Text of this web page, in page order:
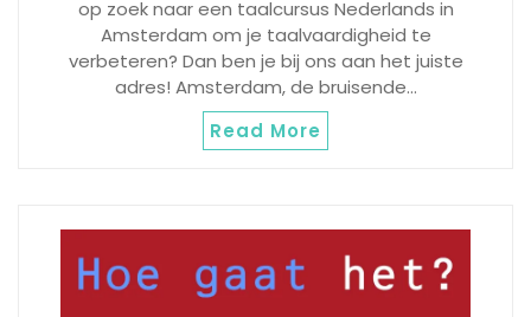
op zoek naar een taalcursus Nederlands in
Amsterdam om je taalvaardigheid te
verbeteren? Dan ben je bij ons aan het juiste
adres! Amsterdam, de bruisende…
Read More